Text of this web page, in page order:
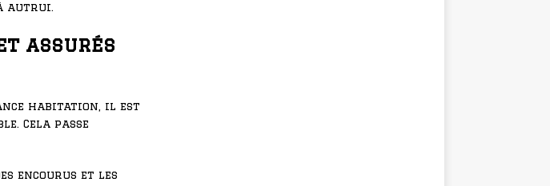
autrui.
assurés
habitation, il est
Cela passe
encourus et les